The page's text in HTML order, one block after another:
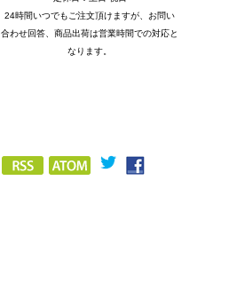
24時間いつでもご注文頂けますが、お問い
合わせ回答、商品出荷は営業時間での対応と
なります。